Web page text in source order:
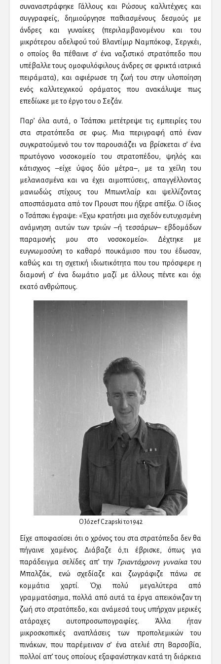
συναναστράφηκε Γάλλους και Ρώσους καλλιτέχνες και
συγγραφείς, δημιούργησε παθιασμένους δεσμούς με
άνδρες και γυναίκες (περιλαμβανομένου και του
μικρότερου αδελφού τού Βλαντίμιρ Ναμπόκοφ, Σεργκέι,
ο οποίος θα πέθαινε σ’ ένα ναζιστικό στρατόπεδο που
υπέβαλλε τους ομοφυλόφιλους άνδρες σε φρικτά ιατρικά
πειράματα), και αφιέρωσε τη ζωή του στην υλοποίηση
ενός καλλιτεχνικού οράματος που ανακάλυψε πως
επεδίωκε με το έργο του ο Σεζάν.
Παρ’ όλα αυτά, ο Τσάπσκι μετέτρεψε τις εμπειρίες του
στα στρατόπεδα σε φως. Μια περιγραφή από έναν
συγκρατούμενό του τον παρουσιάζει να βρίσκεται σ’ ένα
πρωτόγονο νοσοκομείο του στρατοπέδου, ψηλός και
κάτισχνος –είχε ύψος δύο μέτρα–, με τα χείλη του
μελανιασμένα και να έχει αιμοπτύσεις, απαγγέλλοντας
μανιωδώς στίχους του Μπωντλαίρ και ψελλίζοντας
αποσπάσματα από τον Προυστ που ήξερε απέξω. Ο ίδιος
ο Τσάπσκι έγραψε: «Έχω κρατήσει μια σχεδόν ευτυχισμένη
ανάμνηση αυτών των τριών –ή τεσσάρων– εβδομάδων
παραμονής μου στο νοσοκομείο». Δέχτηκε με
ευγνωμοσύνη το καθαρό πουκάμισο που του έδωσαν,
καθώς και τη σχετική ιδιωτικότητα που του πρόσφερε η
διαμονή σ’ ένα δωμάτιο μαζί με άλλους πέντε και όχι
εκατό ανθρώπους.
Ο Józef Czapski το 1942
Είχε αποφασίσει ότι ο χρόνος του στα στρατόπεδα δεν θα
πήγαινε χαμένος. Διάβαζε ό,τι έβρισκε, όπως για
παράδειγμα σελίδες απ’ την Τριαντάχρονη γυναίκατου
Μπαλζάκ, ενώ σχεδίαζε και ζωγράφιζε πάνω σε
κομμάτια χαρτί. Όχι πολύ μεγαλύτερα από
γραμματόσημα, πολλά από αυτά τα έργα απεικόνιζαν τη
ζωή στο στρατόπεδο, και ανάμεσά τους υπήρχαν μερικές
ατάραχες αυτοπροσωπογραφίες. Άλλα ήταν
μικροσκοπικές αναπλάσεις των προπολεμικών του
πινάκων, που παρέμειναν σ’ ένα ατελιέ στη Βαρσοβία,
πολλοί απ’ τους οποίους εξαφανίστηκαν κατά τη διάρκεια